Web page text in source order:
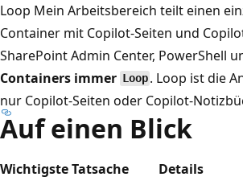
Loop Mein Arbeitsbereich teilt einen
Container mit Copilot-Seiten und
SharePoint Admin Center, PowerShell
Containers immer Loop . Loop ist die
nur Copilot-Seiten oder Copilot-
Auf einen Blick
Wichtigste Tatsache
Details